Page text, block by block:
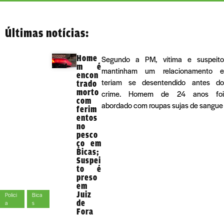
Últimas notícias:
Políci
a
Bica
s
Home
m é
encon
trado
morto
com
ferim
entos
no
pesco
ço em
Bicas;
Suspei
to é
preso
em
Juiz
de
Fora
Segundo a PM, vítima e suspeito
mantinham um relacionamento e
teriam se desentendido antes do
crime. Homem de 24 anos foi
abordado com roupas sujas de sangue